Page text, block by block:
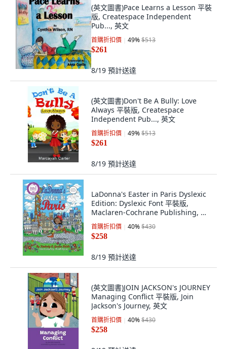
(英文圖書)Pace Learns a Lesson 平裝
版, Createspace Independent
Pub..., 英文
首購折扣價 49%$513
$261
8/19 預計送達
(英文圖書)Don't Be A Bully: Love
Always 平裝版, Createspace
Independent Pub..., 英文
首購折扣價 49%$513
$261
8/19 預計送達
LaDonna's Easter in Paris Dyslexic
Edition: Dyslexic Font 平裝版,
Maclaren-Cochrane Publishing, 英
文
首購折扣價 40%$430
$258
8/19 預計送達
(英文圖書)JOIN JACKSON's JOURNEY
Managing Conflict 平裝版, Join
Jackson's Journey, 英文
首購折扣價 40%$430
$258